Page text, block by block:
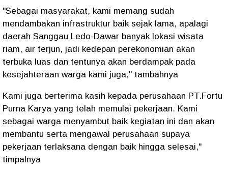
"Sebagai masyarakat, kami memang sudah
mendambakan infrastruktur baik sejak lama, apalagi
daerah Sanggau Ledo-Dawar banyak lokasi wisata
riam, air terjun, jadi kedepan perekonomian akan
terbuka luas dan tentunya akan berdampak pada
kesejahteraan warga kami juga," tambahnya
Kami juga berterima kasih kepada perusahaan PT.Fortu
Purna Karya yang telah memulai pekerjaan. Kami
sebagai warga menyambut baik kegiatan ini dan akan
membantu serta mengawal perusahaan supaya
pekerjaan terlaksana dengan baik hingga selesai,"
timpalnya